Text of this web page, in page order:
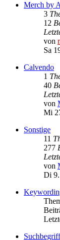
Merch by
3
12
von
Sa
Calvendo
1
40
von
Mi
Sonstige
11
277
von
Di